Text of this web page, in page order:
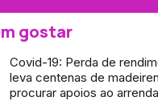
gostar
Covid-19: Perda de
leva centenas de
procurar apoios ao